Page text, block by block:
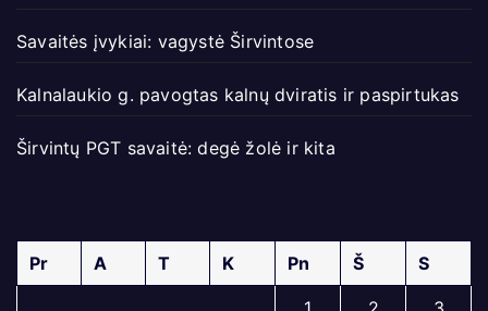
Savaitės įvykiai: vagystė Širvintose
Kalnalaukio g. pavogtas kalnų dviratis ir paspirtukas
Širvintų PGT savaitė: degė žolė ir kita
Pr A T K Pn Š S